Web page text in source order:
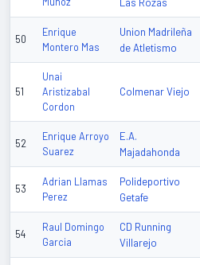
Las Rozas
50
Enrique
Montero Mas
Union Madrileña
de Atletismo
51
Unai
Aristizabal
Cordon
Colmenar Viejo
52
Enrique Arroyo
Suarez
E.A.
Majadahonda
53
Adrian Llamas
Perez
Polideportivo
Getafe
54
Raul Domingo
Garcia
CD Running
Villarejo